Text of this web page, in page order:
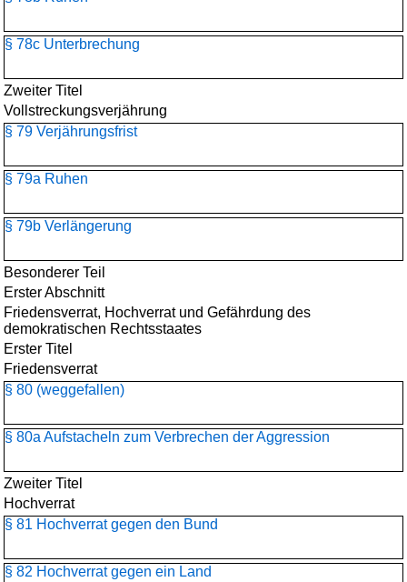
§ 78c Unterbrechung
Zweiter Titel
Vollstreckungsverjährung
§ 79 Verjährungsfrist
§ 79a Ruhen
§ 79b Verlängerung
Besonderer Teil
Erster Abschnitt
Friedensverrat, Hochverrat und Gefährdung des
demokratischen Rechtsstaates
Erster Titel
Friedensverrat
§ 80 (weggefallen)
§ 80a Aufstacheln zum Verbrechen der Aggression
Zweiter Titel
Hochverrat
§ 81 Hochverrat gegen den Bund
§ 82 Hochverrat gegen ein Land